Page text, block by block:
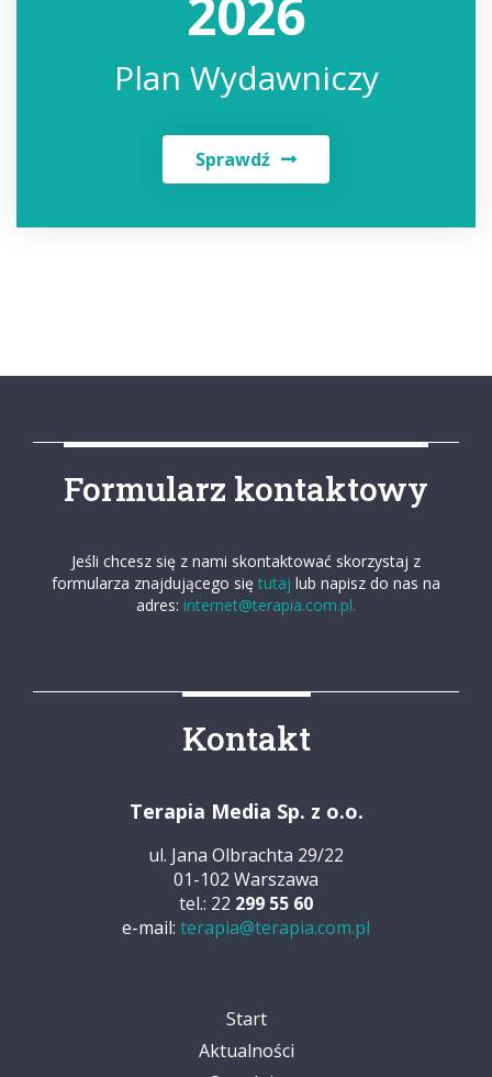
2026
Plan Wydawniczy
Sprawdź
Formularz kontaktowy
Jeśli chcesz się z nami skontaktować skorzystaj z
formularza znajdującego się tutaj lub napisz do nas na
adres: internet@terapia.com.pl.
Kontakt
Terapia Media Sp. z o.o.
ul. Jana Olbrachta 29/22
01-102 Warszawa
tel.: 22 299 55 60
e-mail: terapia@terapia.com.pl
Start
Aktualności